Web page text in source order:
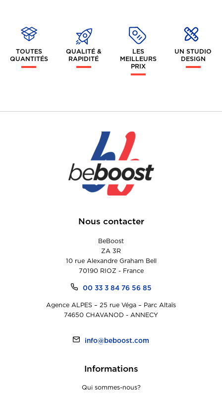
TOUTES
QUANTITÉS
QUALITÉ &
RAPIDITÉ
LES
MEILLEURS
PRIX
UN STUDIO
DESIGN
Nous contacter
BeBoost
ZA 3R
10 rue Alexandre Graham Bell
70190 RIOZ - France
00 33 3 84 76 56 85
Agence ALPES – 25 rue Véga – Parc Altaïs
74650 CHAVANOD - ANNECY
info@beboost.com
Informations
Qui sommes-nous?